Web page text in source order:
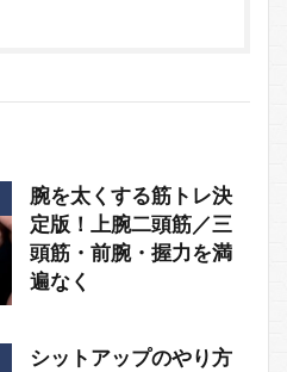
腕を太くする筋トレ決
定版！上腕二頭筋／三
頭筋・前腕・握力を満
遍なく
シットアップのやり方